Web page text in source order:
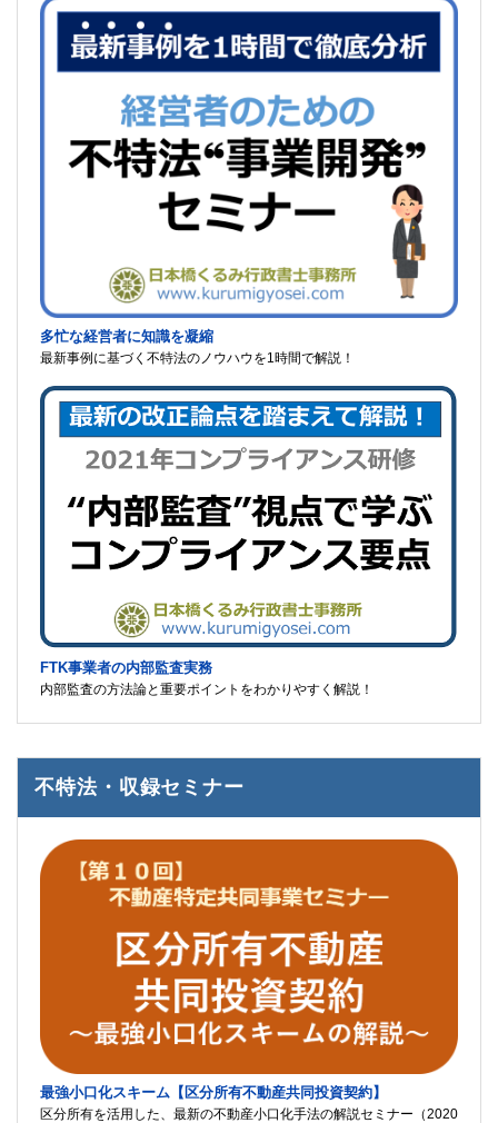
多忙な経営者に知識を凝縮
最新事例に基づく不特法のノウハウを1時間で解説！
FTK事業者の内部監査実務
内部監査の方法論と重要ポイントをわかりやすく解説！
不特法・収録セミナー
最強小口化スキーム【区分所有不動産共同投資契約】
区分所有を活用した、最新の不動産小口化手法の解説セミナー（2020